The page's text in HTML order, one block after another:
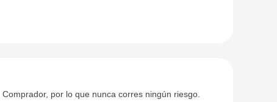
por lo que nunca corres ningún riesgo.